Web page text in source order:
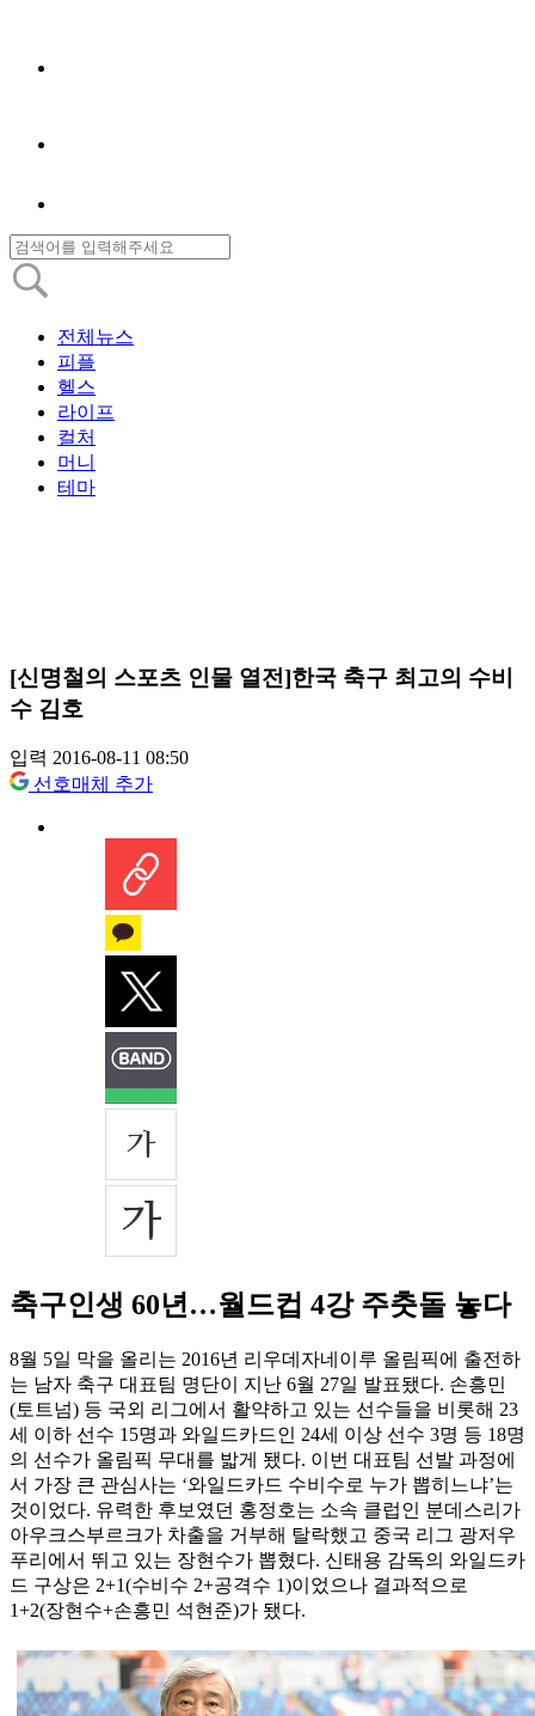
전체뉴스
피플
헬스
라이프
컬처
머니
테마
[신명철의 스포츠 인물 열전]한국 축구 최고의 수비
수 김호
입력 2016-08-11 08:50
선호매체 추가
축구인생 60년…월드컵 4강 주춧돌 놓다
8월 5일 막을 올리는 2016년 리우데자네이루 올림픽에 출전하
는 남자 축구 대표팀 명단이 지난 6월 27일 발표됐다. 손흥민
(토트넘) 등 국외 리그에서 활약하고 있는 선수들을 비롯해 23
세 이하 선수 15명과 와일드카드인 24세 이상 선수 3명 등 18명
의 선수가 올림픽 무대를 밟게 됐다. 이번 대표팀 선발 과정에
서 가장 큰 관심사는 ‘와일드카드 수비수로 누가 뽑히느냐’는
것이었다. 유력한 후보였던 홍정호는 소속 클럽인 분데스리가
아우크스부르크가 차출을 거부해 탈락했고 중국 리그 광저우
푸리에서 뛰고 있는 장현수가 뽑혔다. 신태용 감독의 와일드카
드 구상은 2+1(수비수 2+공격수 1)이었으나 결과적으로
1+2(장현수+손흥민 석현준)가 됐다.